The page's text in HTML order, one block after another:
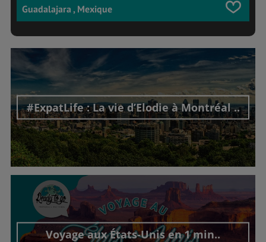
Guadalajara , Mexique
#ExpatLife : La vie d’Elodie à Montréal ..
Découvrir cet interview
Voyage aux États-Unis en 1 min..